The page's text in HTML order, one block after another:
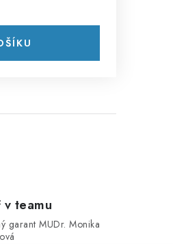
v teamu
garant MUDr. Monika